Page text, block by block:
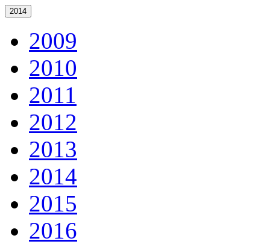
2014
2009
2010
2011
2012
2013
2014
2015
2016